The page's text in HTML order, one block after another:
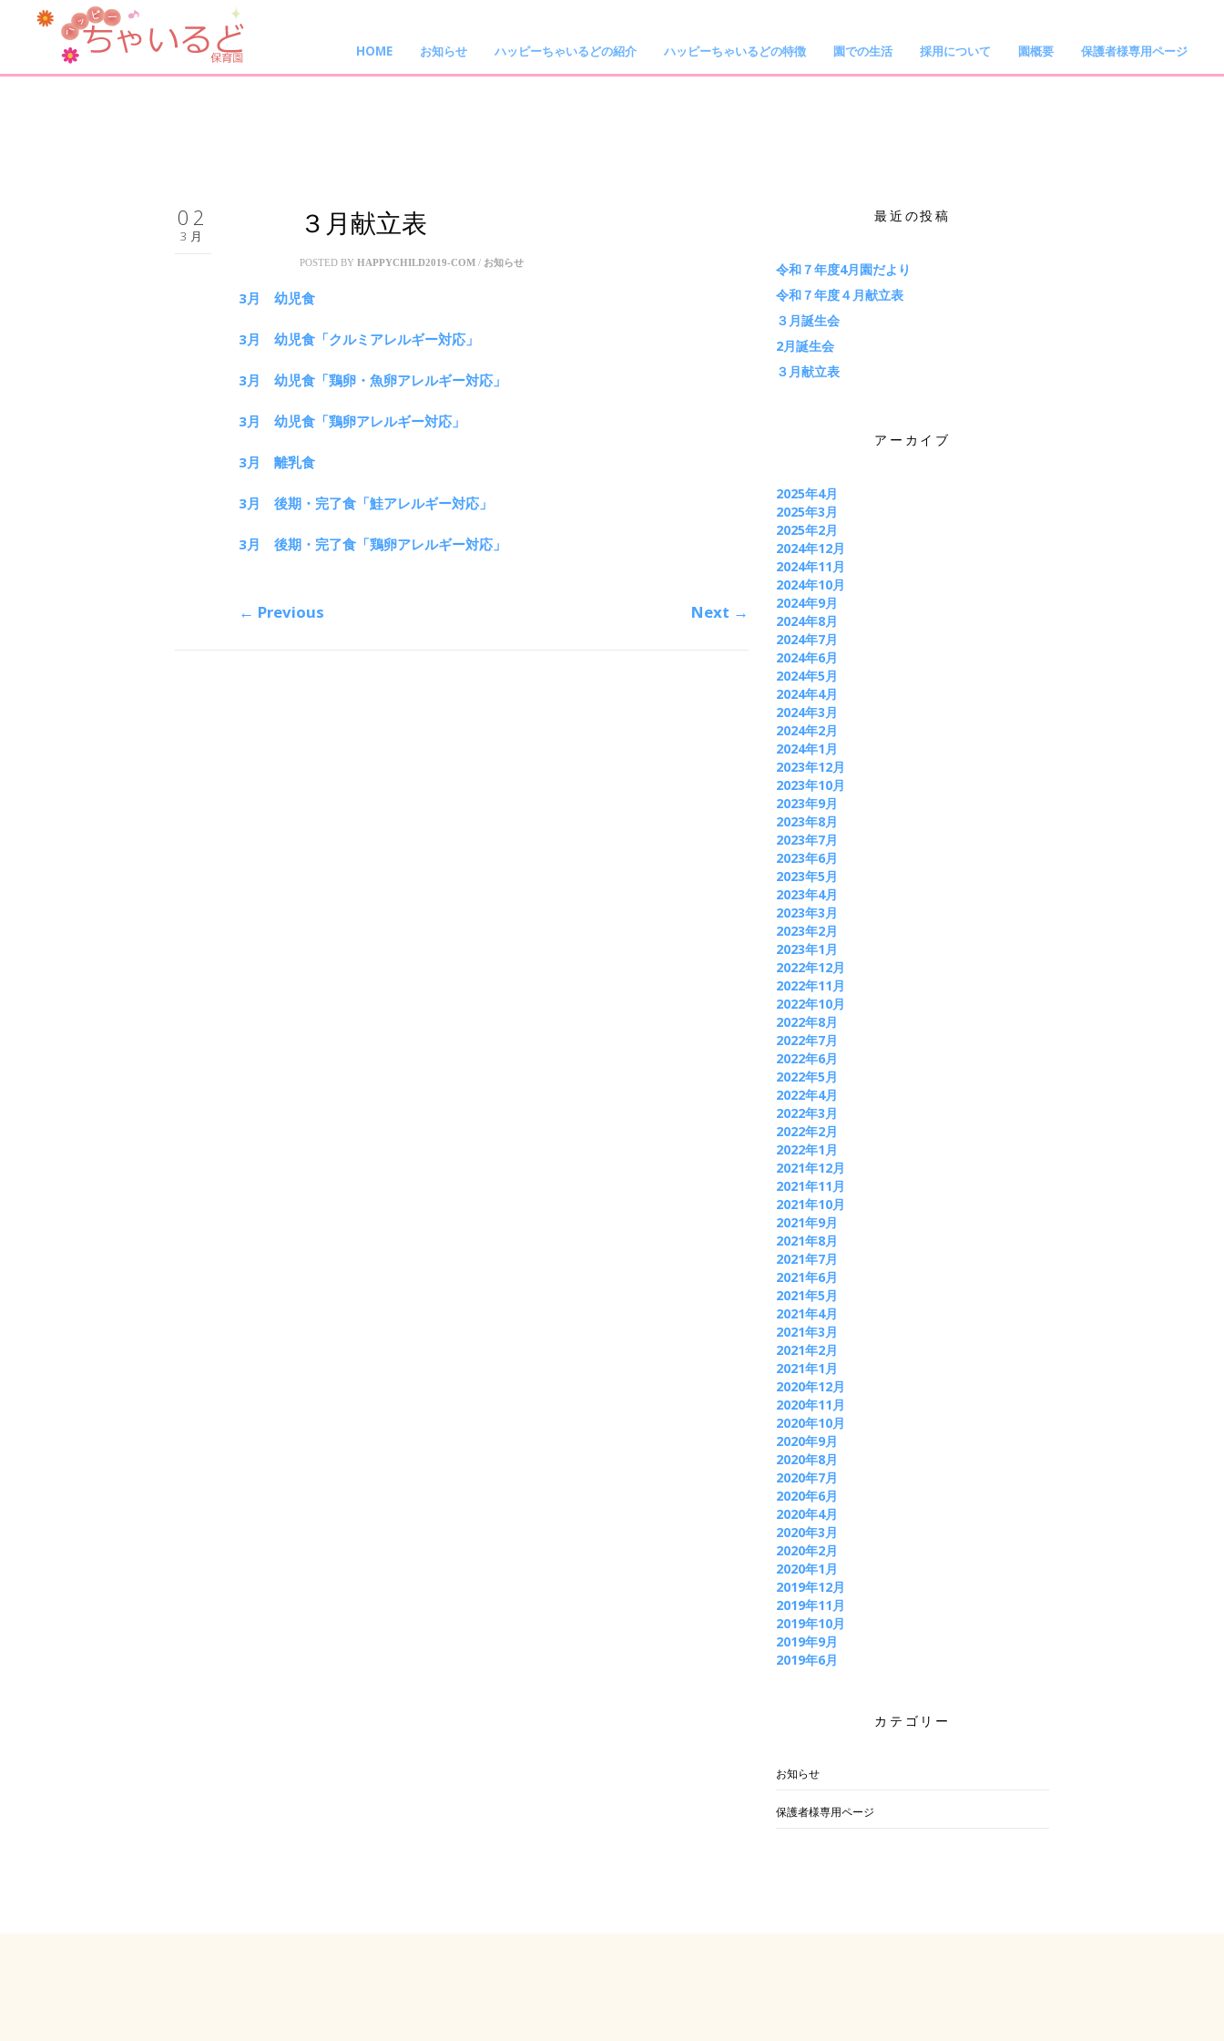
HOME お知らせ ハッピーちゃいるどの紹介 ハッピーちゃいるどの特徴 園での生活 採用について 園概要 保護者様専用ページ
02
3月 ３月献立表
POSTED BY HAPPYCHILD2019-COM / お知らせ
3月 幼児食
3月 幼児食「クルミアレルギー対応」
3月 幼児食「鶏卵・魚卵アレルギー対応」
3月 幼児食「鶏卵アレルギー対応」
3月 離乳食
3月 後期・完了食「鮭アレルギー対応」
3月 後期・完了食「鶏卵アレルギー対応」
← Previous Next →
最近の投稿
令和７年度4月園だより
令和７年度４月献立表
３月誕生会
2月誕生会
３月献立表
アーカイブ
2025年4月
2025年3月
2025年2月
2024年12月
2024年11月
2024年10月
2024年9月
2024年8月
2024年7月
2024年6月
2024年5月
2024年4月
2024年3月
2024年2月
2024年1月
2023年12月
2023年10月
2023年9月
2023年8月
2023年7月
2023年6月
2023年5月
2023年4月
2023年3月
2023年2月
2023年1月
2022年12月
2022年11月
2022年10月
2022年8月
2022年7月
2022年6月
2022年5月
2022年4月
2022年3月
2022年2月
2022年1月
2021年12月
2021年11月
2021年10月
2021年9月
2021年8月
2021年7月
2021年6月
2021年5月
2021年4月
2021年3月
2021年2月
2021年1月
2020年12月
2020年11月
2020年10月
2020年9月
2020年8月
2020年7月
2020年6月
2020年4月
2020年3月
2020年2月
2020年1月
2019年12月
2019年11月
2019年10月
2019年9月
2019年6月
カテゴリー
お知らせ
保護者様専用ページ